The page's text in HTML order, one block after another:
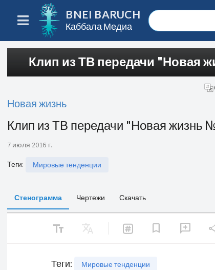
BNEI BARUCH
Каббала Медиа
Клип из ТВ передачи "Новая
Новая жизнь
Клип из ТВ передачи "Новая жизнь
7 июля 2016 г.
Теги: Мировые тенденции
Стенограмма Чертежи Скачать
text_fields Translate bookmark add_comment
Теги: Мировые тенденции